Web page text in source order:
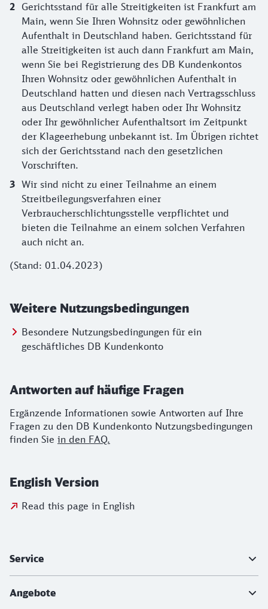
Gerichtsstand für alle Streitigkeiten ist Frankfurt am
Main, wenn Sie Ihren Wohnsitz oder gewöhnlichen
Aufenthalt in Deutschland haben. Gerichtsstand für
alle Streitigkeiten ist auch dann Frankfurt am Main,
wenn Sie bei Registrierung des DB Kundenkontos
Ihren Wohnsitz oder gewöhnlichen Aufenthalt in
Deutschland hatten und diesen nach Vertragsschluss
aus Deutschland verlegt haben oder Ihr Wohnsitz
oder Ihr gewöhnlicher Aufenthaltsort im Zeitpunkt
der Klageerhebung unbekannt ist. Im Übrigen richtet
sich der Gerichtsstand nach den gesetzlichen
Vorschriften.
Wir sind nicht zu einer Teilnahme an einem
Streitbeilegungsverfahren einer
Verbraucherschlichtungsstelle verpflichtet und
bieten die Teilnahme an einem solchen Verfahren
auch nicht an.
(Stand: 01.04.2023)
Weitere Nutzungsbedingungen
Besondere Nutzungsbedingungen für ein
geschäftliches DB Kundenkonto
Antworten auf häufige Fragen
Ergänzende Informationen sowie Antworten auf Ihre
Fragen zu den DB Kundenkonto Nutzungsbedingungen
finden Sie in den FAQ.
English Version
Read this page in English
Service
Angebote